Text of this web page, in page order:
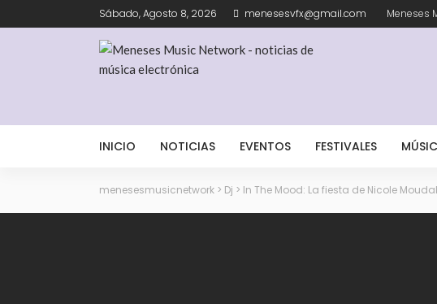
Sábado, Agosto 8, 2026 menesesvfx@gmail.com Meneses
INICIO NOTICIAS EVENTOS FESTIVALES
menesesmusicnetwork > Dj > In The Mood: La fiesta de Nicole